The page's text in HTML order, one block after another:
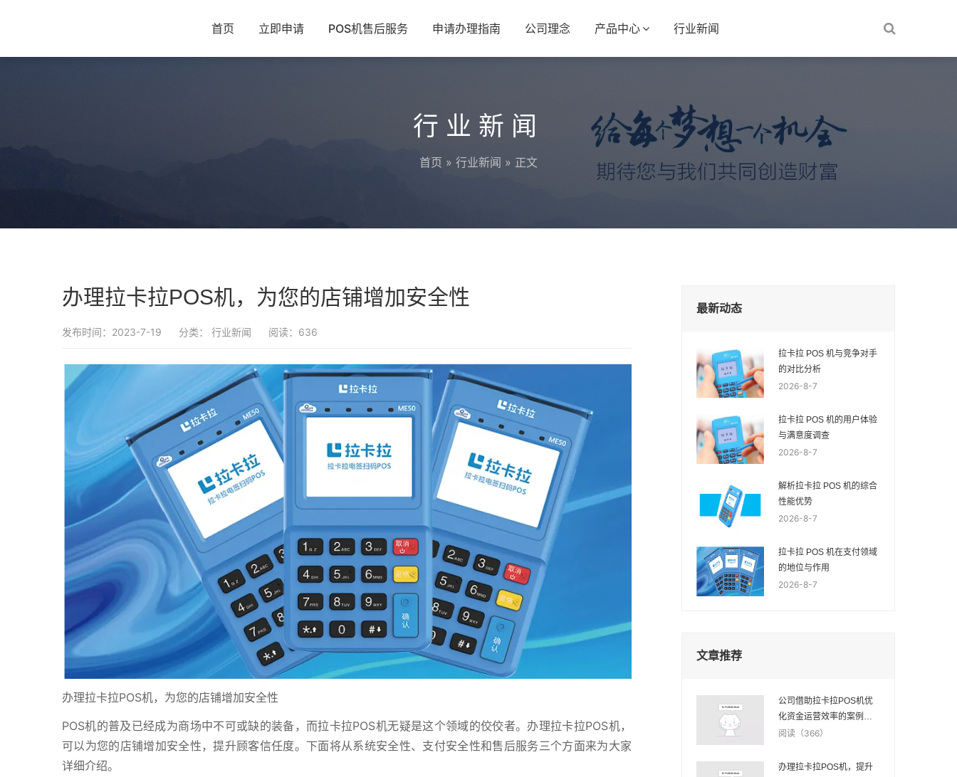
首页 立即申请 POS机售后服务 申请办理指南 公司理念 产品中心 行业新闻
行业新闻
首页 » 行业新闻 » 正文
办理拉卡拉POS机，为您的店铺增加安全性
发布时间：2023-7-19 分类： 行业新闻 阅读：636
办理拉卡拉POS机，为您的店铺增加安全性
POS机的普及已经成为商场中不可或缺的装备，而拉卡拉POS机无疑是这个领域的佼佼者。办理拉卡拉POS机，
可以为您的店铺增加安全性，提升顾客信任度。下面将从系统安全性、支付安全性和售后服务三个方面来为大家
详细介绍。
最新动态
拉卡拉 POS 机与竞争对手
的对比分析
2026-8-7
拉卡拉 POS 机的用户体验
与满意度调查
2026-8-7
解析拉卡拉 POS 机的综合
性能优势
2026-8-7
拉卡拉 POS 机在支付领域
的地位与作用
2026-8-7
文章推荐
公司借助拉卡拉POS机优
化资金运营效率的案例研
究
阅读（366）
办理拉卡拉POS机，提升